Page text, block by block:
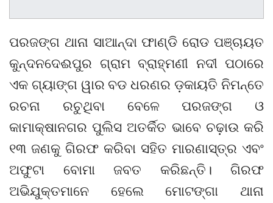
ପରଜଙ୍ଗ ଥାନା ସାଆନ୍ଦା ଫାଣ୍ଡି ରୋଡ ପଞ୍ଚାୟତ
କୁନ୍ଦନଦେଈପୁର ଗ୍ରାମ ବ୍ରାହ୍ମଣୀ ନଦୀ ପଠାରେ
ଏକ ଗ୍ୟାଙ୍ଗ ୱାର ବଡ ଧରଣର ଡ଼କାୟତି ନିମନ୍ତେ
ରଚନା ରଚୁଥିବା ବେଳେ ପରଜଙ୍ଗ ଓ
କାମାକ୍ଷାନଗର ପୁଲିସ ଅତର୍କିତ ଭାବେ ଚଢ଼ାଉ କରି
୧୩ ଜଣକୁ ଗିରଫ କରିବା ସହିତ ମାରଣାସ୍ତ୍ର ଏବଂ
ଅଫୁଟା ବୋମା ଜବତ କରିଛନ୍ତି। ଗିରଫ
ଅଭିଯୁକ୍ତମାନେ ହେଲେ ମୋଟଙ୍ଗା ଥାନା